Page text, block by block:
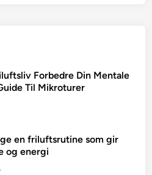
Forbedre Din Mentale
Til Mikroturer
en friluftsrutine som gir
og energi